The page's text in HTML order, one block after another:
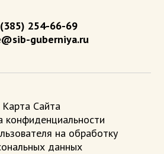
254-66-69
guberniya.ru
Карта Сайта
конфиденциальности
на обработку
данных